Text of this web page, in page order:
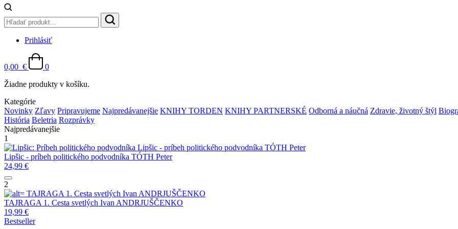
Prihlásiť
0,00 €
0
Žiadne produkty v košíku.
Kategórie
Novinky Zľavy Pripravujeme Najpredávanejšie KNIHY TORDEN KNIHY PARTNERSKÉ Odborná a náučná Zdravie, životný štýl
História Beletria Rozprávky
Najpredávanejšie
1
Lipšic - príbeh politického podvodníka TÓTH Peter
Lipšic - príbeh politického podvodníka TÓTH Peter
24,99 €
2
TAJRAGA 1. Cesta svetlých Ivan ANDRJUŠČENKO
TAJRAGA 1. Cesta svetlých Ivan ANDRJUŠČENKO
19,99 €
Bestseller